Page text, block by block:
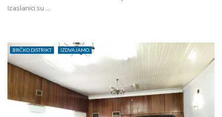
Izaslanici su ...
BRČKO DISTRIKT IZDVAJAMO